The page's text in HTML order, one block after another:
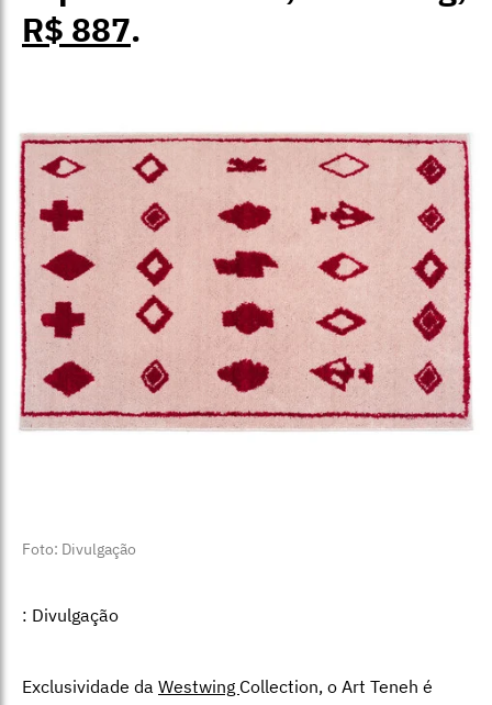
R$ 887.
Foto: Divulgação
: Divulgação
Exclusividade da Westwing Collection, o Art Teneh é